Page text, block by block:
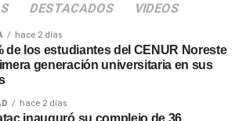
DESTACADOS VIDEOS
hace 2 días
de los estudiantes del CENUR Noreste
generación universitaria en sus
hace 2 días
inauguró su complejo de 36